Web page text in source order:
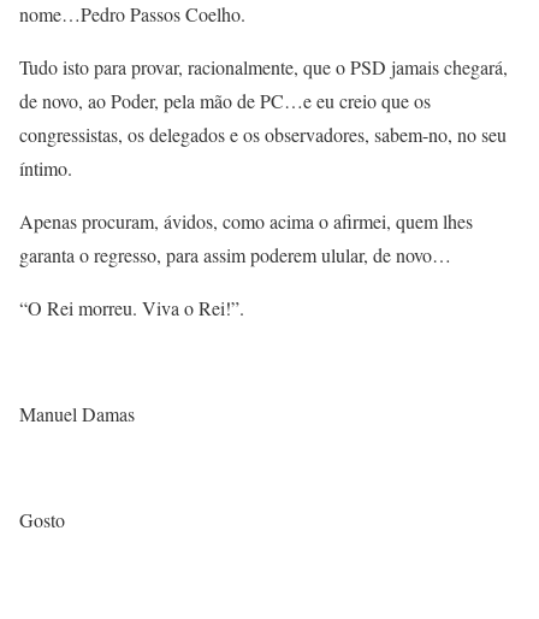
nome…Pedro Passos Coelho.
Tudo isto para provar, racionalmente, que o PSD jamais chegará,
de novo, ao Poder, pela mão de PC…e eu creio que os
congressistas, os delegados e os observadores, sabem-no, no seu
íntimo.
Apenas procuram, ávidos, como acima o afirmei, quem lhes
garanta o regresso, para assim poderem ulular, de novo…
“O Rei morreu. Viva o Rei!”.
Manuel Damas
Gosto